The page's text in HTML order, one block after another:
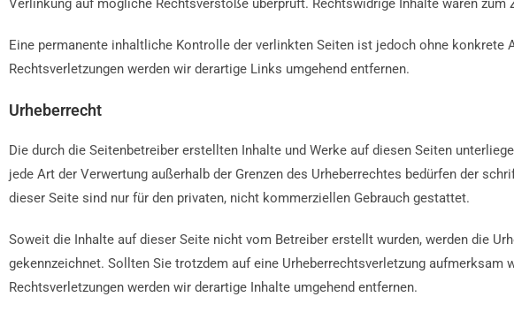
Verlinkung auf mögliche Rechtsverstöße überprüft. Rechtswidrige Inhalte waren zum
Eine permanente inhaltliche Kontrolle der verlinkten Seiten ist jedoch ohne
Rechtsverletzungen werden wir derartige Links umgehend entfernen.
Urheberrecht
Die durch die Seitenbetreiber erstellten Inhalte und Werke auf diesen Seiten
jede Art der Verwertung außerhalb der Grenzen des Urheberrechtes bedürfen der
dieser Seite sind nur für den privaten, nicht kommerziellen Gebrauch gestattet.
Soweit die Inhalte auf dieser Seite nicht vom Betreiber erstellt wurden, werden die
gekennzeichnet. Sollten Sie trotzdem auf eine Urheberrechtsverletzung
Rechtsverletzungen werden wir derartige Inhalte umgehend entfernen.